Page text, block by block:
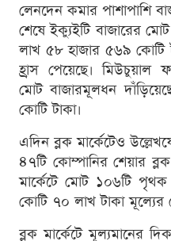
লেনদেন কমার পাশাপাশি
শেষে ইক্যুইটি বাজারের
লাখ ৫৮ হাজার ৫৬৯ কোটি
হ্রাস পেয়েছে।
মোট বাজারমূলধন
কোটি টাকা।
এদিন ব্লক মার্কেটেও
৪৭টি কোম্পানির শেয়ার
মার্কেটে মোট ১০৬টি
কোটি ৭০ লাখ টাকা মূল্যের
ব্লক মার্কেটে মূল্যমানের